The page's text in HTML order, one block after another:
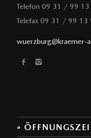
Telefon 09 31 / 99 13
Telefax 09 31 / 99 13
wuerzburg@kraemer-
»